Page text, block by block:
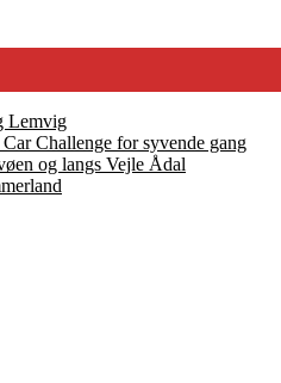
Lemvig
Challenge for syvende gang
og langs Vejle Ådal